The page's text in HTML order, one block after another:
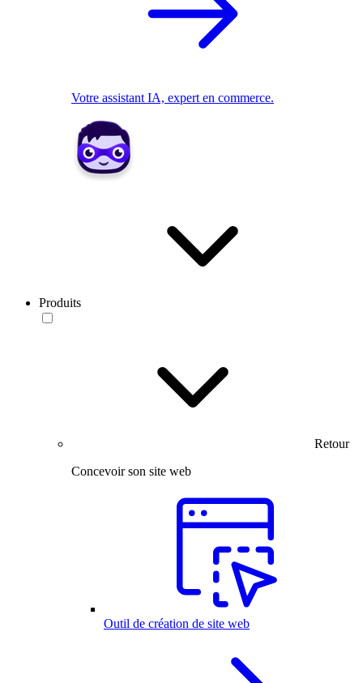
Votre assistant IA, expert en commerce.
Produits
Retour
Concevoir son site web
Outil de création de site web